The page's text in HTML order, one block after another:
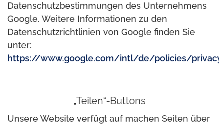
Datenschutzbestimmungen des Unternehmens
Google. Weitere Informationen zu den
Datenschutzrichtlinien von Google finden Sie
unter:
https://www.google.com/intl/de/policies/
„Teilen“-Buttons
Unsere Website verfügt auf machen Seiten über